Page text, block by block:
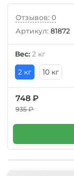
Отзывов: 0
Артикул: 81872
Вес: 2 кг
2 кг
10 кг
748 ₽
935 ₽